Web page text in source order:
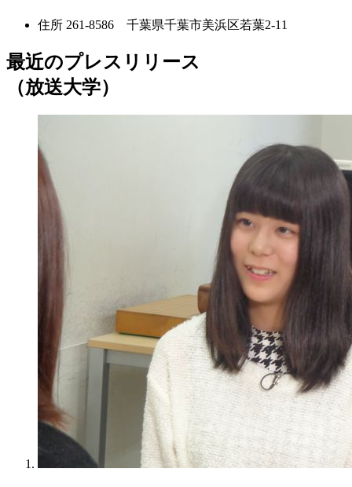
住所 261-8586 千葉県千葉市美浜区若葉2-11
最近のプレスリリース
（放送大学）